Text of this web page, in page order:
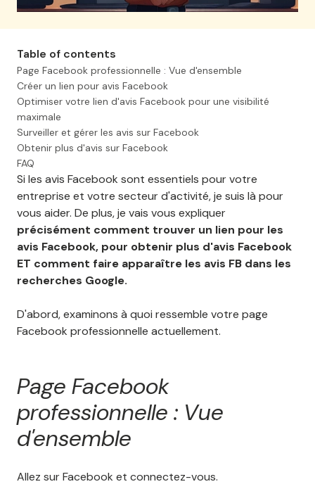
Table of contents
Page Facebook professionnelle : Vue d'ensemble
Créer un lien pour avis Facebook
Optimiser votre lien d'avis Facebook pour une visibilité
maximale
Surveiller et gérer les avis sur Facebook
Obtenir plus d'avis sur Facebook
FAQ
Si les avis Facebook sont essentiels pour votre
entreprise et votre secteur d'activité, je suis là pour
vous aider. De plus, je vais vous expliquer
précisément comment trouver un lien pour les
avis Facebook, pour obtenir plus d'avis Facebook
ET comment faire apparaître les avis FB dans les
recherches Google.
D'abord, examinons à quoi ressemble votre page
Facebook professionnelle actuellement.
Page Facebook
professionnelle : Vue
d'ensemble
Allez sur Facebook et connectez-vous.